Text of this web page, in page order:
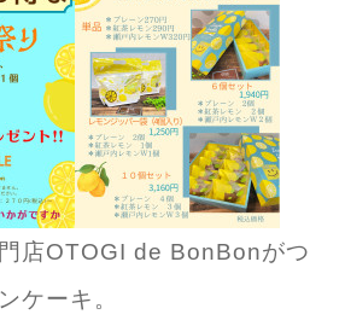
店OTOGI de BonBonがつ
ケーキ。